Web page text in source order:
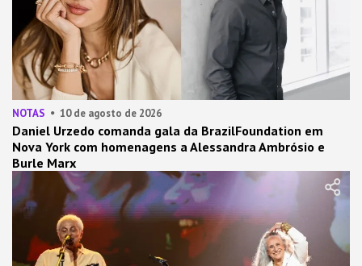
NOTAS 10 de agosto de 2026
Daniel Urzedo comanda gala da BrazilFoundation em
Nova York com homenagens a Alessandra Ambrósio e
Burle Marx